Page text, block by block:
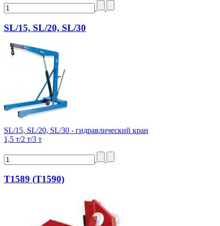
SL/15, SL/20, SL/30
SL/15, SL/20, SL/30 - гидравлический кран
1,5 т/2 т/3 т
T1589 (T1590)